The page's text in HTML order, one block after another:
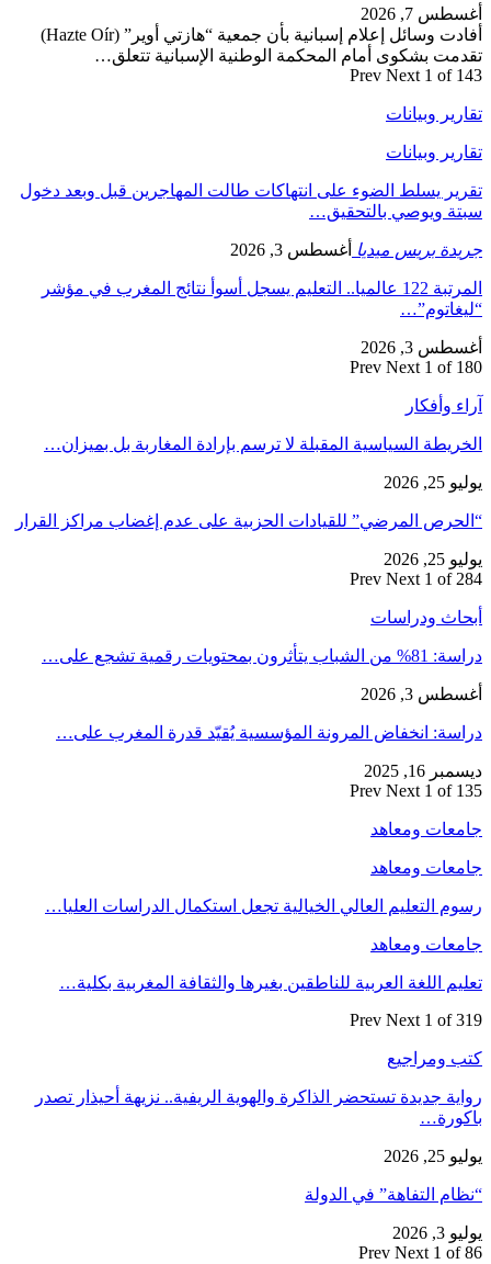
أغسطس 7, 2026
أفادت وسائل إعلام إسبانية بأن جمعية “هازتي أوير” (Hazte Oír)
تقدمت بشكوى أمام المحكمة الوطنية الإسبانية تتعلق…
Prev Next 1 of 143
تقارير وبيانات
تقارير وبيانات
تقرير يسلط الضوء على انتهاكات طالت المهاجرين قبل وبعد دخول
سبتة ويوصي بالتحقيق…
جريدة بريس ميديا أغسطس 3, 2026
المرتبة 122 عالميا.. التعليم يسجل أسوأ نتائج المغرب في مؤشر
“ليغاتوم”…
أغسطس 3, 2026
Prev Next 1 of 180
آراء وأفكار
الخريطة السياسية المقبلة لا ترسم بإرادة المغاربة بل بميزان…
يوليو 25, 2026
“الحرص المرضي” للقيادات الحزبية على عدم إغضاب مراكز القرار
يوليو 25, 2026
Prev Next 1 of 284
أبحاث ودراسات
دراسة: 81% من الشباب يتأثرون بمحتويات رقمية تشجع على…
أغسطس 3, 2026
دراسة: انخفاض المرونة المؤسسية يُقيّد قدرة المغرب على…
ديسمبر 16, 2025
Prev Next 1 of 135
جامعات ومعاهد
جامعات ومعاهد
رسوم التعليم العالي الخيالية تجعل استكمال الدراسات العليا…
جامعات ومعاهد
تعليم اللغة العربية للناطقين بغيرها والثقافة المغربية بكلية…
Prev Next 1 of 319
كتب ومراجيع
رواية جديدة تستحضر الذاكرة والهوية الريفية.. نزيهة أحيذار تصدر
باكورة…
يوليو 25, 2026
“نظام التفاهة” في الدولة
يوليو 3, 2026
Prev Next 1 of 86